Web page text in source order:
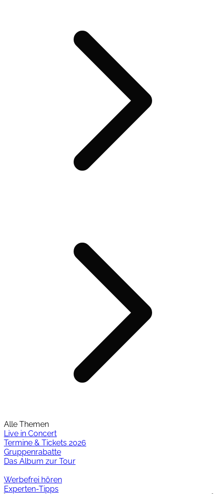
Alle Themen
Live in Concert
Termine & Tickets 2026
Gruppenrabatte
Das Album zur Tour
Werbefrei hören
Experten-Tipps